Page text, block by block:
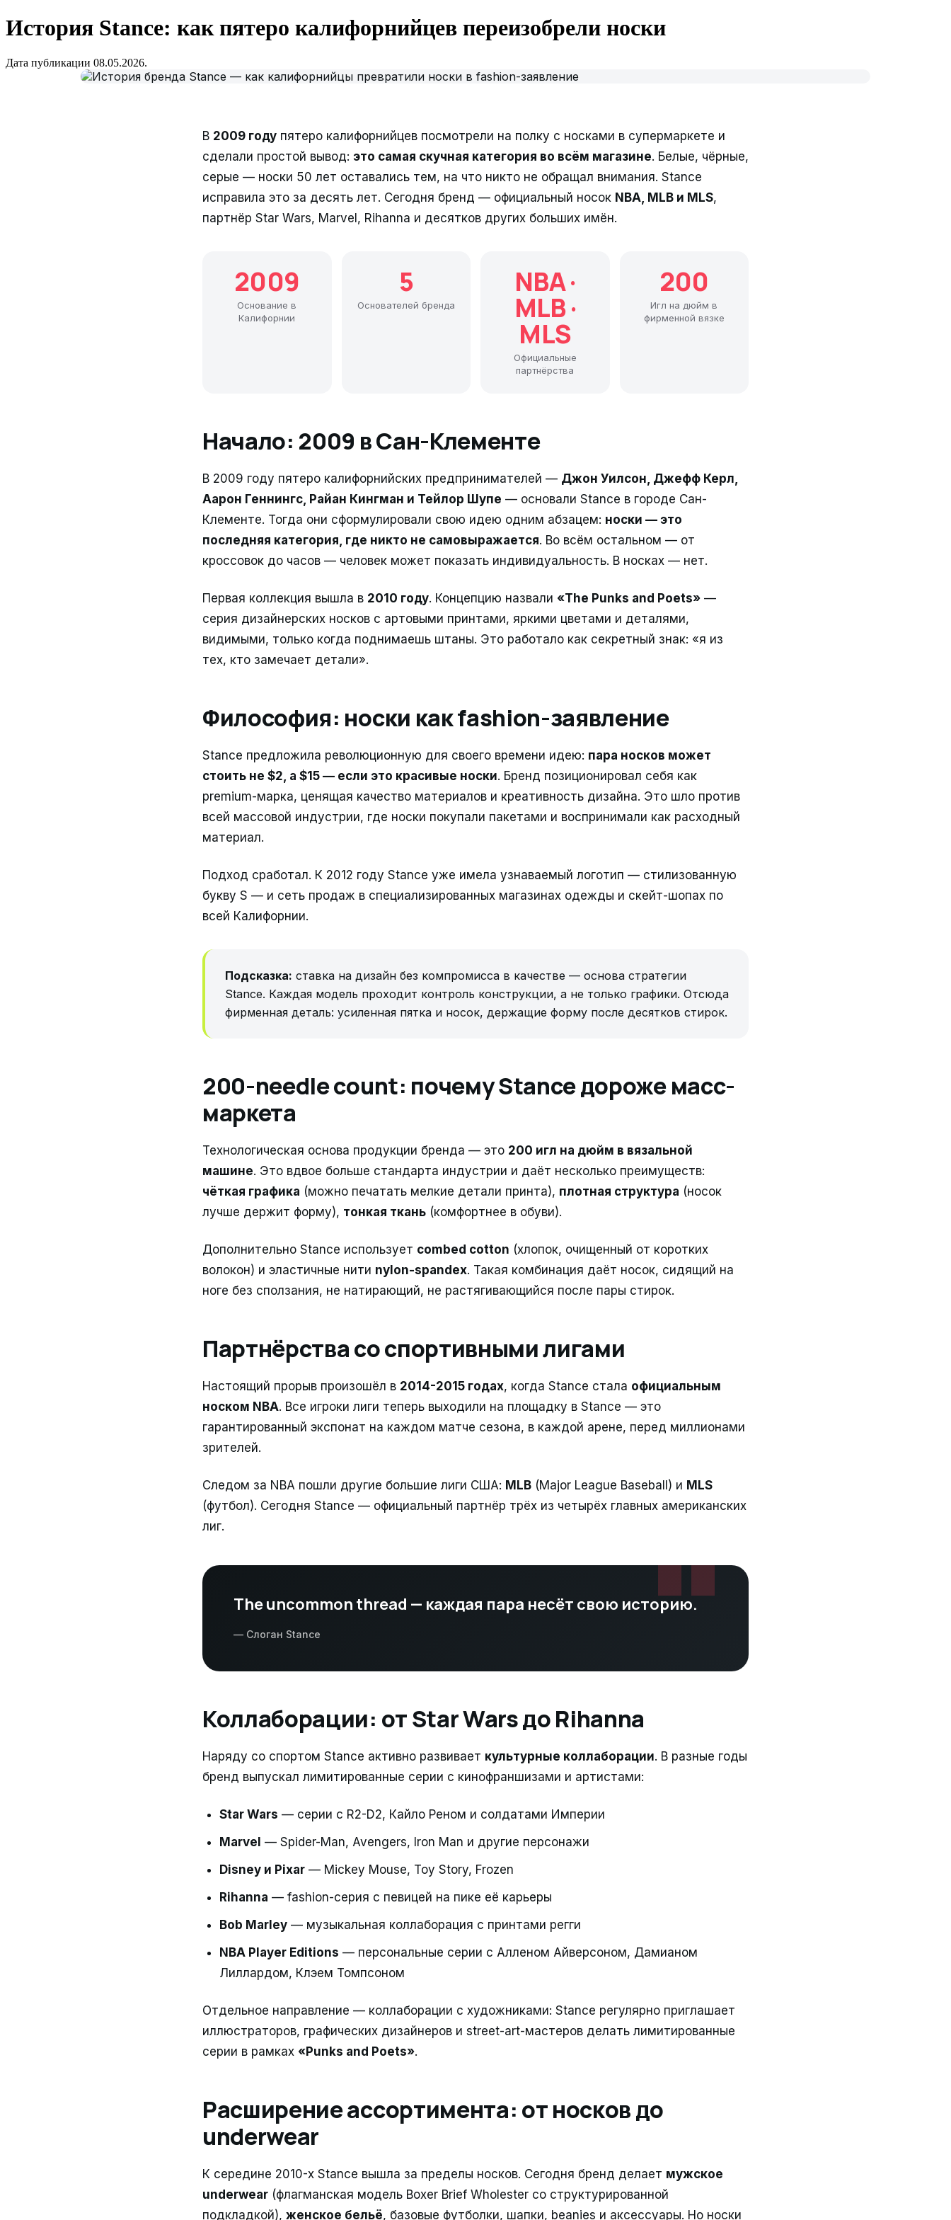
История Stance: как пятеро калифорнийцев переизобрели носки
Дата публикации 08.05.2026.
В 2009 году пятеро калифорнийцев посмотрели на полку с носками в супермаркете и
сделали простой вывод: это самая скучная категория во всём магазине. Белые, чёрные,
серые — носки 50 лет оставались тем, на что никто не обращал внимания. Stance
исправила это за десять лет. Сегодня бренд — официальный носок NBA, MLB и MLS,
партнёр Star Wars, Marvel, Rihanna и десятков других больших имён.
2009
Основание в
Калифорнии
5
Основателей бренда
NBA ·
MLB ·
MLS
Официальные
партнёрства
200
Игл на дюйм в
фирменной вязке
Начало: 2009 в Сан-Клементе
В 2009 году пятеро калифорнийских предпринимателей — Джон Уилсон, Джефф Керл,
Аарон Геннингс, Райан Кингман и Тейлор Шупе — основали Stance в городе Сан-
Клементе. Тогда они сформулировали свою идею одним абзацем: носки — это
последняя категория, где никто не самовыражается. Во всём остальном — от
кроссовок до часов — человек может показать индивидуальность. В носках — нет.
Первая коллекция вышла в 2010 году. Концепцию назвали «The Punks and Poets» —
серия дизайнерских носков с артовыми принтами, яркими цветами и деталями,
видимыми, только когда поднимаешь штаны. Это работало как секретный знак: «я из
тех, кто замечает детали».
Философия: носки как fashion-заявление
Stance предложила революционную для своего времени идею: пара носков может
стоить не $2, а $15 — если это красивые носки. Бренд позиционировал себя как
premium-марка, ценящая качество материалов и креативность дизайна. Это шло против
всей массовой индустрии, где носки покупали пакетами и воспринимали как расходный
материал.
Подход сработал. К 2012 году Stance уже имела узнаваемый логотип — стилизованную
букву S — и сеть продаж в специализированных магазинах одежды и скейт-шопах по
всей Калифорнии.
Подсказка: ставка на дизайн без компромисса в качестве — основа стратегии
Stance. Каждая модель проходит контроль конструкции, а не только графики. Отсюда
фирменная деталь: усиленная пятка и носок, держащие форму после десятков стирок.
200-needle count: почему Stance дороже масс-
маркета
Технологическая основа продукции бренда — это 200 игл на дюйм в вязальной
машине. Это вдвое больше стандарта индустрии и даёт несколько преимуществ:
чёткая графика (можно печатать мелкие детали принта), плотная структура (носок
лучше держит форму), тонкая ткань (комфортнее в обуви).
Дополнительно Stance использует combed cotton (хлопок, очищенный от коротких
волокон) и эластичные нити nylon-spandex. Такая комбинация даёт носок, сидящий на
ноге без сползания, не натирающий, не растягивающийся после пары стирок.
Партнёрства со спортивными лигами
Настоящий прорыв произошёл в 2014-2015 годах, когда Stance стала официальным
носком NBA. Все игроки лиги теперь выходили на площадку в Stance — это
гарантированный экспонат на каждом матче сезона, в каждой арене, перед миллионами
зрителей.
Следом за NBA пошли другие большие лиги США: MLB (Major League Baseball) и MLS
(футбол). Сегодня Stance — официальный партнёр трёх из четырёх главных американских
лиг.
The uncommon thread — каждая пара несёт свою историю.
— Слоган Stance
Коллаборации: от Star Wars до Rihanna
Наряду со спортом Stance активно развивает культурные коллаборации. В разные годы
бренд выпускал лимитированные серии с кинофраншизами и артистами:
Star Wars — серии с R2-D2, Кайло Реном и солдатами Империи
Marvel — Spider-Man, Avengers, Iron Man и другие персонажи
Disney и Pixar — Mickey Mouse, Toy Story, Frozen
Rihanna — fashion-серия с певицей на пике её карьеры
Bob Marley — музыкальная коллаборация с принтами регги
NBA Player Editions — персональные серии с Алленом Айверсоном, Дамианом
Лиллардом, Клэем Томпсоном
Отдельное направление — коллаборации с художниками: Stance регулярно приглашает
иллюстраторов, графических дизайнеров и street-art-мастеров делать лимитированные
серии в рамках «Punks and Poets».
Расширение ассортимента: от носков до
underwear
К середине 2010-х Stance вышла за пределы носков. Сегодня бренд делает мужское
underwear (флагманская модель Boxer Brief Wholester со структурированной
подкладкой), женское бельё, базовые футболки, шапки, beanies и аксессуары. Но носки